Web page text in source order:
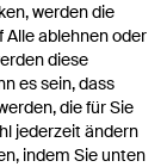
werden die
Alle ablehnen oder
diese
es sein, dass
die für Sie
jederzeit ändern
indem Sie unten